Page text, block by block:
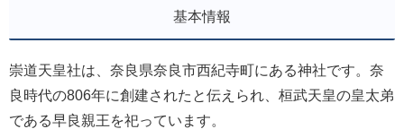
基本情報
崇道天皇社は、奈良県奈良市西紀寺町にある神社です。奈
良時代の806年に創建されたと伝えられ、桓武天皇の皇太弟
である早良親王を祀っています。